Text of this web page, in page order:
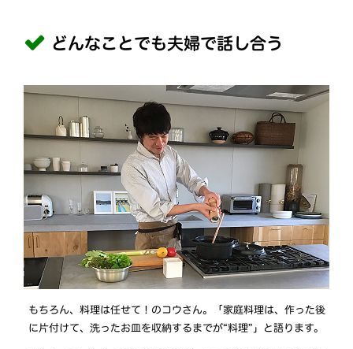
どんなことでも夫婦で話し合う
もちろん、料理は任せて！のコウさん。「家庭料理は、作った後
に片付けて、洗ったお皿を収納するまでが“料理”」と語ります。